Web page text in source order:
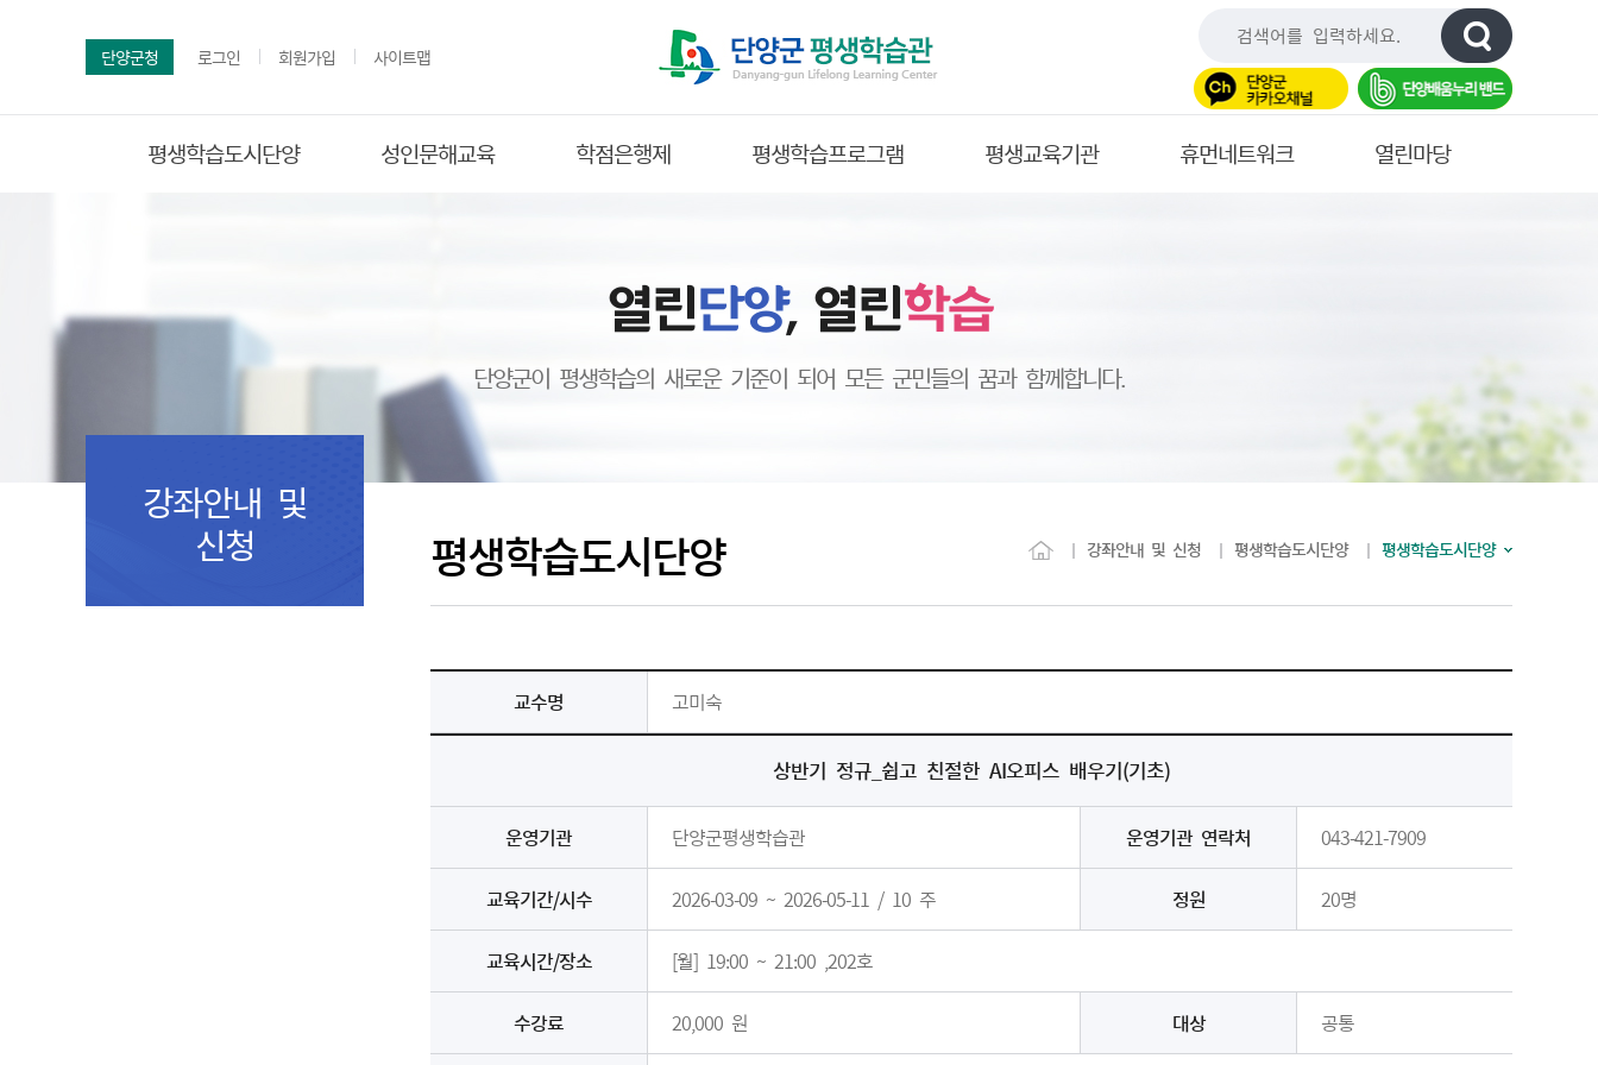
단양군청 로그인 회원가입 사이트맵
평생학습도시단양 성인문해교육 학점은행제 평생학습프로그램 평생교육기관 휴먼네트워크 열린마당
열린단양, 열린학습
단양군이 평생학습의 새로운 기준이 되어 모든 군민들의 꿈과 함께합니다.
강좌안내 및
신청
평생학습도시단양 강좌안내 및 신청 평생학습도시단양 평생학습도시단양
교수명 고미숙
상반기 정규_쉽고 친절한 AI오피스 배우기(기초)
운영기관 단양군평생학습관 운영기관 연락처 043-421-7909
교육기간/시수 2026-03-09 ~ 2026-05-11 / 10 주 정원 20명
교육시간/장소 [월] 19:00 ~ 21:00 ,202호
수강료 20,000 원 대상 공통